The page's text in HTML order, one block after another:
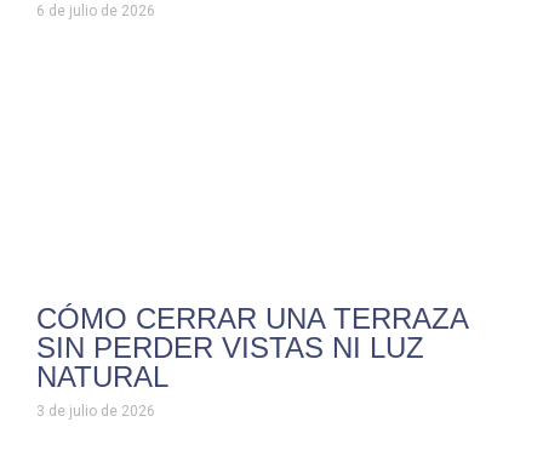
6 de julio de 2026
CÓMO CERRAR UNA TERRAZA
SIN PERDER VISTAS NI LUZ
NATURAL
3 de julio de 2026